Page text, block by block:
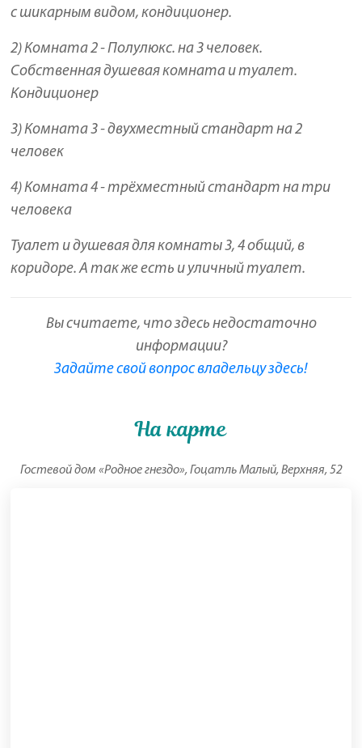
с шикарным видом, кондиционер.
2) Комната 2 - Полулюкс. на 3 человек.
Собственная душевая комната и туалет.
Кондиционер
3) Комната 3 - двухместный стандарт на 2
человек
4) Комната 4 - трёхместный стандарт на три
человека
Туалет и душевая для комнаты 3, 4 общий, в
коридоре. А так же есть и уличный туалет.
Вы считаете, что здесь недостаточно
информации?
Задайте свой вопрос владельцу здесь!
На карте
Гостевой дом «Родное гнездо», Гоцатль Малый, Верхняя, 52